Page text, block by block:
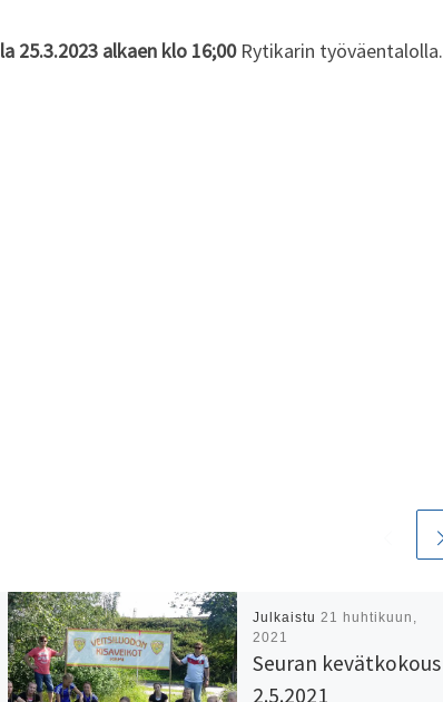
la 25.3.2023 alkaen klo 16;00Rytikarin työväentalolla.
Julkaistu 21 huhtikuun,
2021
Seuran kevätkokous
2.5.2021